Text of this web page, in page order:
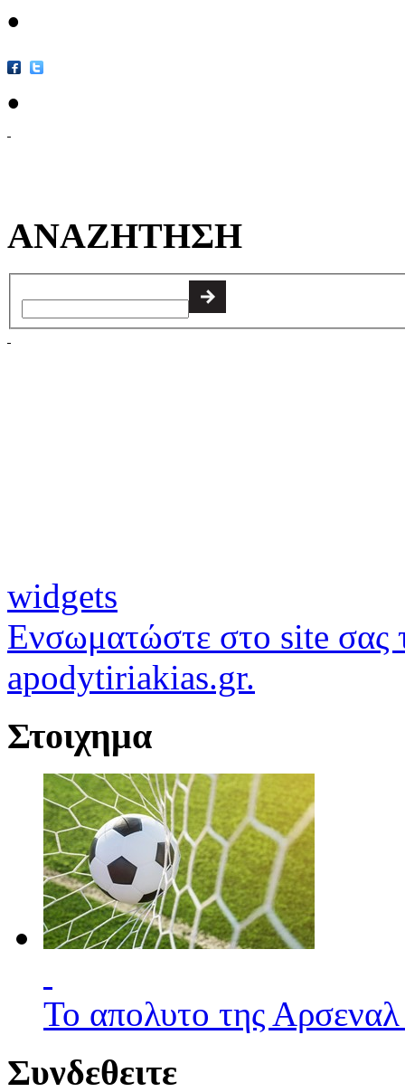
•
•
ΑΝΑΖΗΤΗΣΗ
widgets
Ενσωματώστε στο site σας
apodytiriakias.gr.
Στοιχημα
Το απολυτο της
Συνδεθειτε